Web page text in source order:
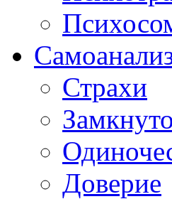
Страхи
Доверие